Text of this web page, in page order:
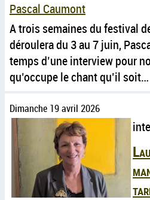
Pascal Caumont
A trois semaines du festival
déroulera du 3 au 7 juin,
temps d’une interview pour
qu’occupe le chant qu’il soit…
Dimanche 19 avril 2026